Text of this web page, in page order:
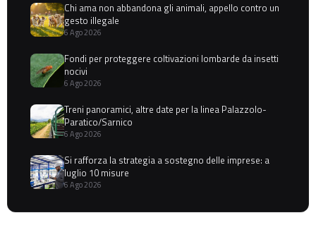
Chi ama non abbandona gli animali, appello contro un
gesto illegale
6 Ago 2026
Fondi per proteggere coltivazioni lombarde da insetti
nocivi
6 Ago 2026
Treni panoramici, altre date per la linea Palazzolo-
Paratico/Sarnico
6 Ago 2026
Si rafforza la strategia a sostegno delle imprese: a
luglio 10 misure
6 Ago 2026